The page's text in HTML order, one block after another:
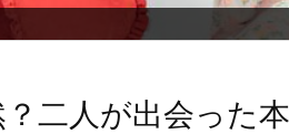
二人が出会った